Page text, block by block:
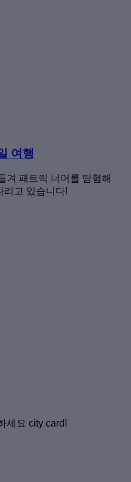
여행
겨 패트릭 너머를 탐험해
리고 있습니다!
세요 city card!